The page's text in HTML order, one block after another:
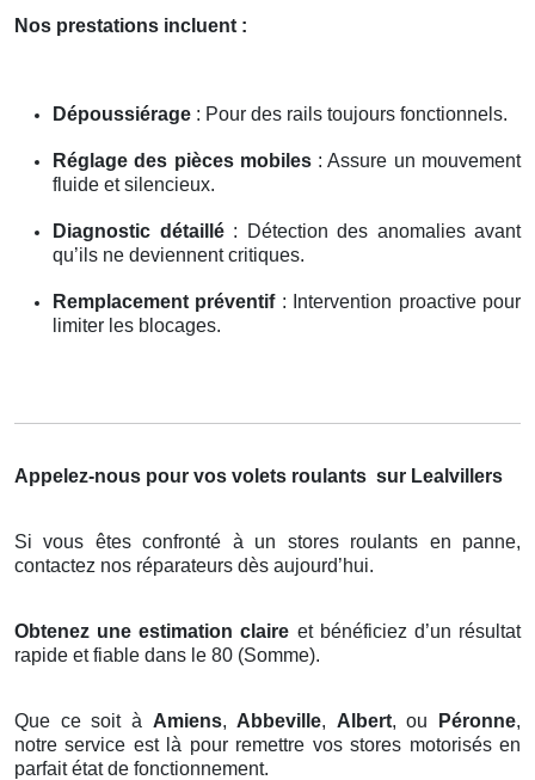
Nos prestations incluent :
Dépoussiérage : Pour des rails toujours fonctionnels.
Réglage des pièces mobiles: Assure un mouvement
fluide et silencieux.
Diagnostic détaillé: Détection des anomalies avant
qu’ils ne deviennent critiques.
Remplacement préventif: Intervention proactive pour
limiter les blocages.
Appelez-nous pour vos volets roulants sur Lealvillers
Si vous êtes confronté à un stores roulants en panne,
contactez nos réparateurs dès aujourd’hui.
Obtenez une estimation claire et bénéficiez d’un résultat
rapide et fiable dans le 80 (Somme).
Que ce soit à Amiens, Abbeville, Albert, ou Péronne,
notre service est là pour remettre vos stores motorisés en
parfait état de fonctionnement.